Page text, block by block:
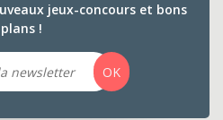
jeux-concours et bons
plans !
OK